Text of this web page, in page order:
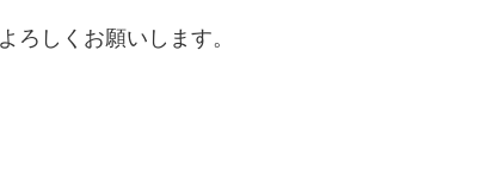
ろしくお願いします。